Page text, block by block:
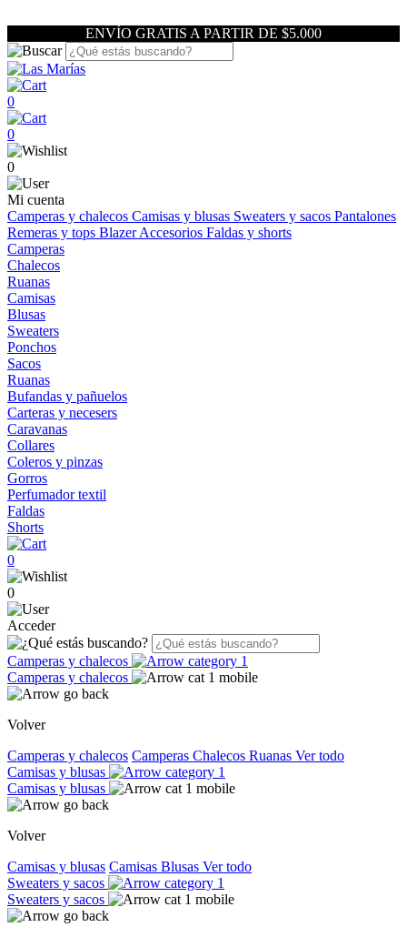
ENVÍO GRATIS A PARTIR DE $5.000
0
0
0
Mi cuenta
Camperas y chalecos Camisas y blusas Sweaters y sacos Pantalones
Remeras y tops BlazerAccesorios Faldas y shorts
Camperas
Chalecos
Ruanas
Camisas
Blusas
Sweaters
Ponchos
Sacos
Ruanas
Bufandas y pañuelos
Carteras y necesers
Caravanas
Collares
Coleros y pinzas
Gorros
Perfumador textil
Faldas
Shorts
0
0
Acceder
Camperas y chalecos
Camperas y chalecos
Volver
Camperas y chalecos Camperas Chalecos Ruanas Ver todo
Camisas y blusas
Camisas y blusas
Volver
Camisas y blusas Camisas Blusas Ver todo
Sweaters y sacos
Sweaters y sacos